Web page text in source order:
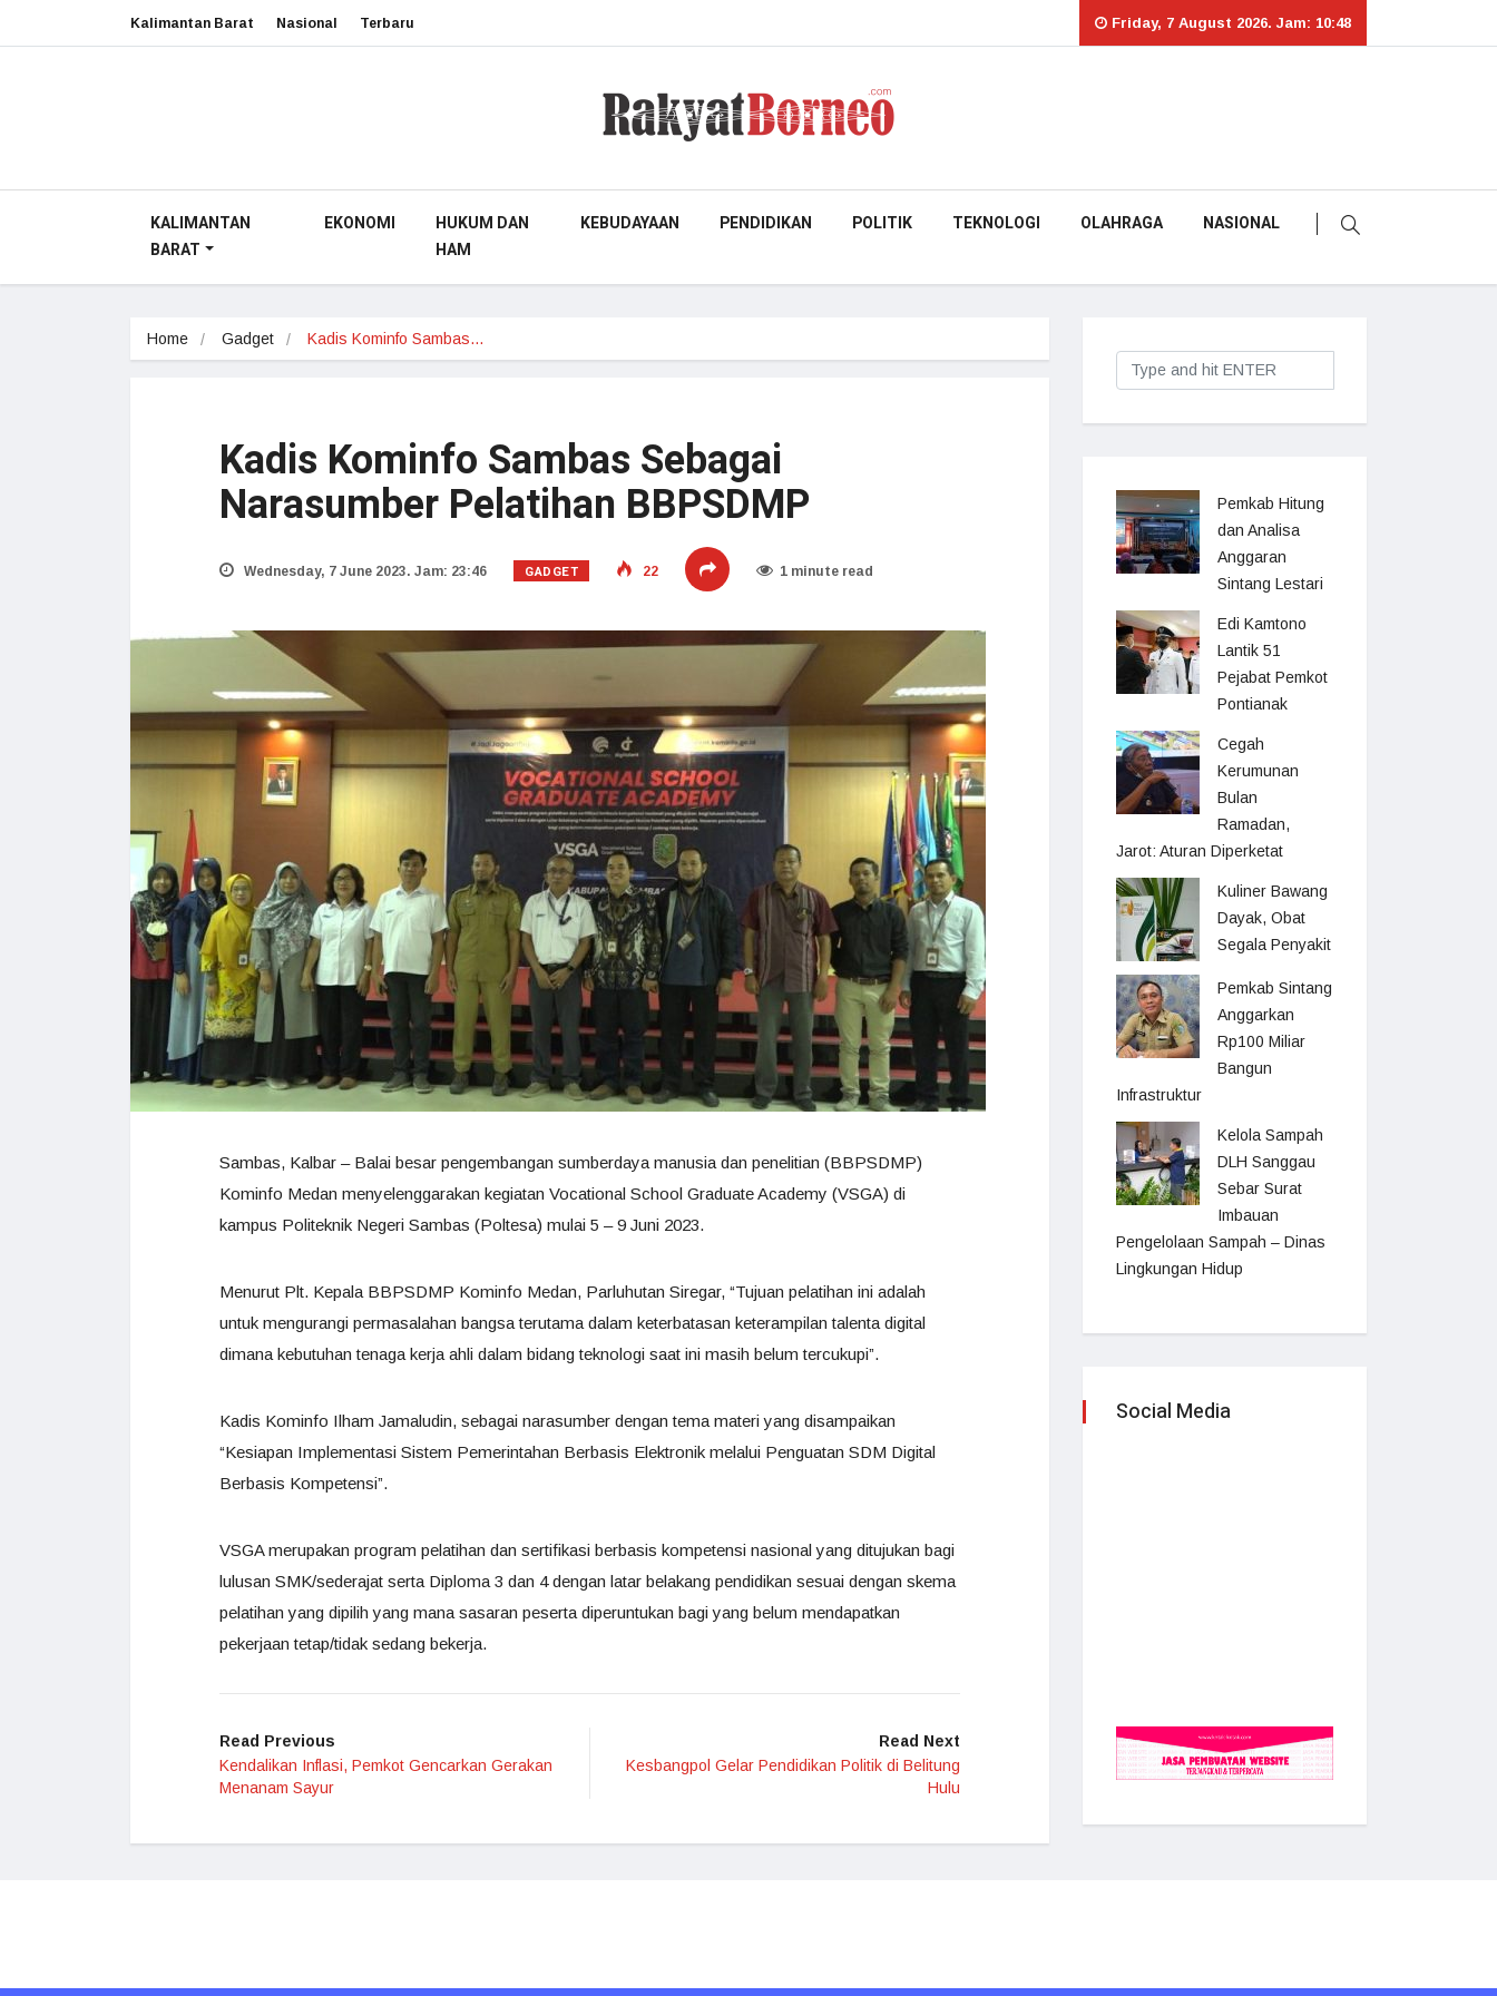
Kalimantan Barat Nasional Terbaru Friday, 7 August 2026. Jam: 10:48
KALIMANTAN
BARAT
EKONOMI
HUKUM DAN
HAM
KEBUDAYAAN PENDIDIKAN POLITIK TEKNOLOGI OLAHRAGA NASIONAL
Home Gadget Kadis Kominfo Sambas…
Kadis Kominfo Sambas Sebagai
Narasumber Pelatihan BBPSDMP
Wednesday, 7 June 2023. Jam: 23:46 GADGET 22 1 minute read
Sambas, Kalbar – Balai besar pengembangan sumberdaya manusia dan penelitian (BBPSDMP)
Kominfo Medan menyelenggarakan kegiatan Vocational School Graduate Academy (VSGA) di
kampus Politeknik Negeri Sambas (Poltesa) mulai 5 – 9 Juni 2023.
Menurut Plt. Kepala BBPSDMP Kominfo Medan, Parluhutan Siregar, “Tujuan pelatihan ini adalah
untuk mengurangi permasalahan bangsa terutama dalam keterbatasan keterampilan talenta digital
dimana kebutuhan tenaga kerja ahli dalam bidang teknologi saat ini masih belum tercukupi”.
Kadis Kominfo Ilham Jamaludin, sebagai narasumber dengan tema materi yang disampaikan
“Kesiapan Implementasi Sistem Pemerintahan Berbasis Elektronik melalui Penguatan SDM Digital
Berbasis Kompetensi”.
VSGA merupakan program pelatihan dan sertifikasi berbasis kompetensi nasional yang ditujukan bagi
lulusan SMK/sederajat serta Diploma 3 dan 4 dengan latar belakang pendidikan sesuai dengan skema
pelatihan yang dipilih yang mana sasaran peserta diperuntukan bagi yang belum mendapatkan
pekerjaan tetap/tidak sedang bekerja.
Read Previous
Kendalikan Inflasi, Pemkot Gencarkan Gerakan
Menanam Sayur
Read Next
Kesbangpol Gelar Pendidikan Politik di Belitung
Hulu
Pemkab Hitung
dan Analisa
Anggaran
Sintang Lestari
Edi Kamtono
Lantik 51
Pejabat Pemkot
Pontianak
Cegah
Kerumunan
Bulan
Ramadan,
Jarot: Aturan Diperketat
Kuliner Bawang
Dayak, Obat
Segala Penyakit
Pemkab Sintang
Anggarkan
Rp100 Miliar
Bangun
Infrastruktur
Kelola Sampah
DLH Sanggau
Sebar Surat
Imbauan
Pengelolaan Sampah – Dinas
Lingkungan Hidup
Social Media